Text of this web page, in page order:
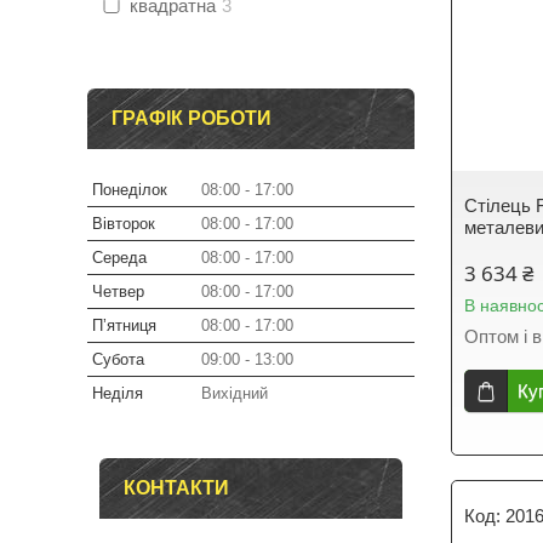
Стілець
3 634 ₴
В
Оптом і
квадратна 3
ГРАФІК РОБОТИ
Понеділок 08:00
17:00
Вівторок
08:00
17:00
Середа
08:00
17:00
Четвер
08:00
17:00
Пʼятниця
08:00
17:00
Субота
09:00
13:00
Неділя
Вихідний
КОНТАКТИ